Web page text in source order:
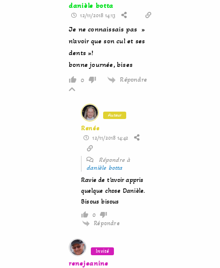
danièle botta
12/11/2018 14:13
Je ne connaissais pas »
n’avoir que son cul et ses
dents »!
bonne journée, bises
0 Répondre
Auteur
Renée
12/11/2018 14:42
Répondre à
danièle botta
Ravie de t’avoir appris
quelque chose Danièle.
Bisous bisous
0
Répondre
Invité
renejeanine